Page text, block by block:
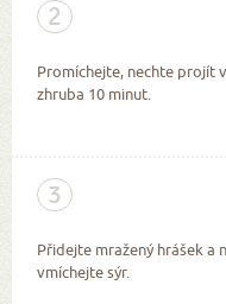
2
Promíchejte, nechte projít
zhruba 10 minut.
3
Přidejte mražený hrášek a
vmíchejte sýr.